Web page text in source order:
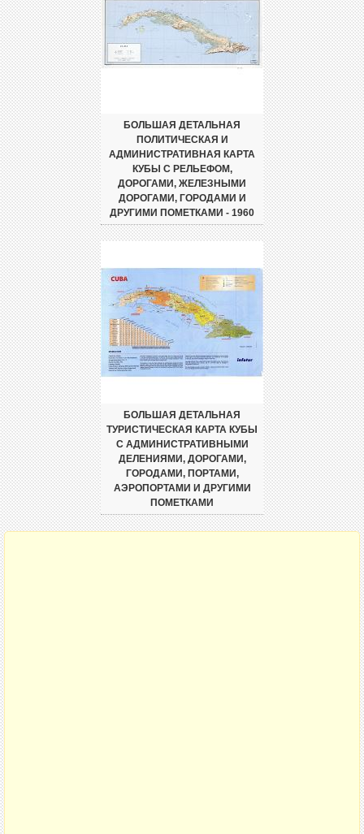
БОЛЬШАЯ ДЕТАЛЬНАЯ
ПОЛИТИЧЕСКАЯ И
АДМИНИСТРАТИВНАЯ КАРТА
КУБЫ С РЕЛЬЕФОМ,
ДОРОГАМИ, ЖЕЛЕЗНЫМИ
ДОРОГАМИ, ГОРОДАМИ И
ДРУГИМИ ПОМЕТКАМИ - 1960
БОЛЬШАЯ ДЕТАЛЬНАЯ
ТУРИСТИЧЕСКАЯ КАРТА КУБЫ
С АДМИНИСТРАТИВНЫМИ
ДЕЛЕНИЯМИ, ДОРОГАМИ,
ГОРОДАМИ, ПОРТАМИ,
АЭРОПОРТАМИ И ДРУГИМИ
ПОМЕТКАМИ